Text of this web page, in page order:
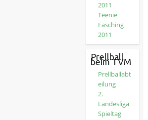
2011
Teenie
Fasching
2011
Prellball
beim TVM
Prellballabt
eilung
2.
Landesliga
Spieltag